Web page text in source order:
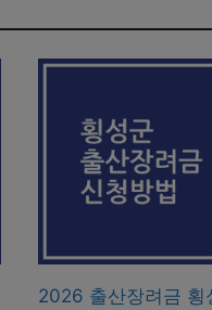
2026 출산장려금 횡